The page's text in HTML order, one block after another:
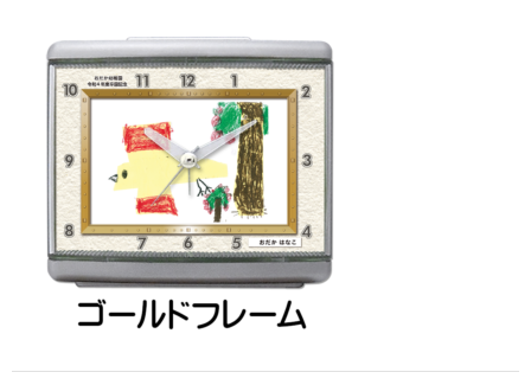
カード付フォトフレームクロック(集合)
目覚まし時計(集合＋個別)
メロディ時計(集合)
音声時計(集合)
目覚まし時計(個別)
お絵かきギャラリープラス(絵＋個別)